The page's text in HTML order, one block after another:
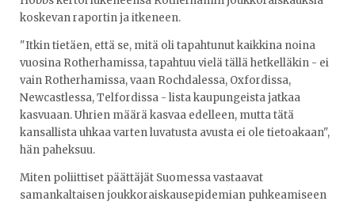
koskevan raportin ja itkeneen.
"Itkin tietäen, että se, mitä oli tapahtunut kaikkina noina
vuosina Rotherhamissa, tapahtuu vielä tällä hetkelläkin - ei
vain Rotherhamissa, vaan Rochdalessa, Oxfordissa,
Newcastlessa, Telfordissa - lista kaupungeista jatkaa
kasvuaan. Uhrien määrä kasvaa edelleen, mutta tätä
kansallista uhkaa varten luvatusta avusta ei ole tietoakaan",
hän paheksuu.
Miten poliittiset päättäjät Suomessa vastaavat
samankaltaisen joukkoraiskausepidemian puhkeamiseen